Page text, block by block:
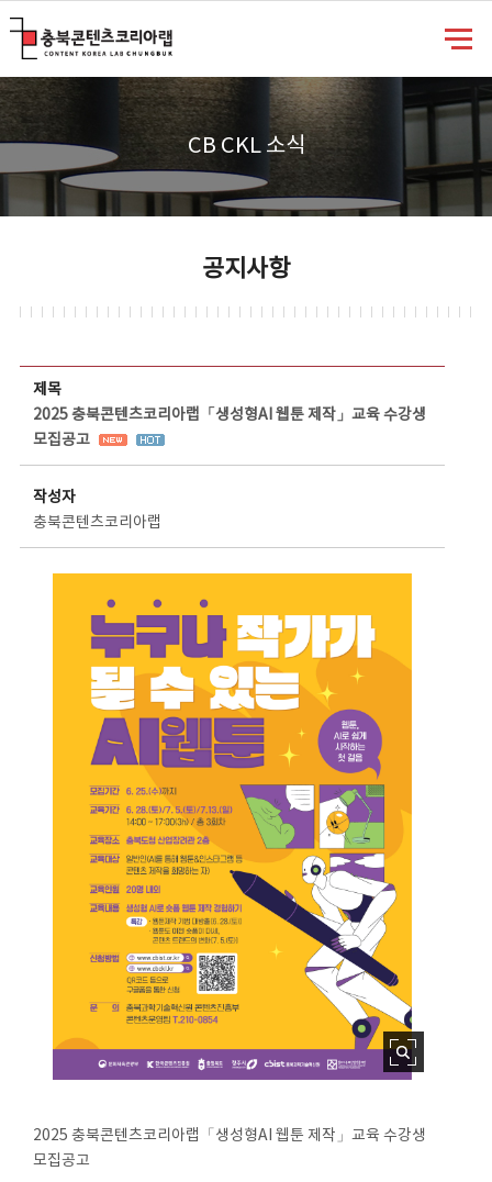
CB CKL 소식
공지사항
제목
2025 충북콘텐츠코리아랩「생성형AI 웹툰 제작」교육 수강생
모집공고
작성자
충북콘텐츠코리아랩
2025 충북콘텐츠코리아랩「생성형AI 웹툰 제작」교육 수강생
모집공고